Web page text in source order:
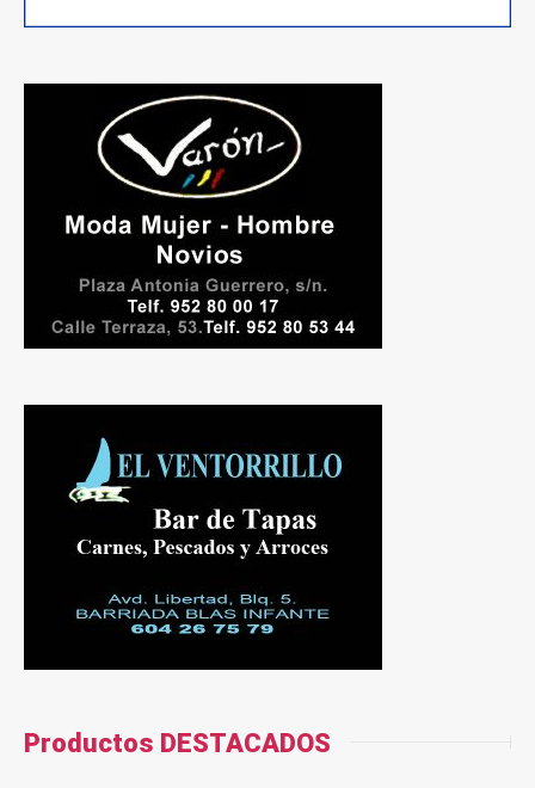
Productos DESTACADOS